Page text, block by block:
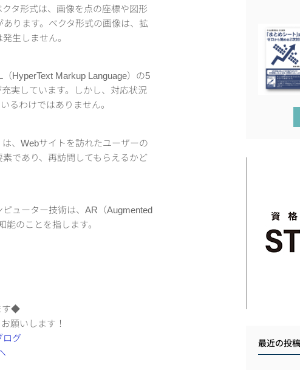
タ形式は、画像を点の座標や図形
ります。ベクタ形式の画像は、拡
生しません。
HyperText Markup Language）の5
実しています。しかし、対応状況
るわけではありません。
、Webサイトを訪れたユーザーの
であり、再訪問してもらえるかど
ューター技術は、AR（Augmented
能のことを指します。
す◆
願いします！
最近の投稿